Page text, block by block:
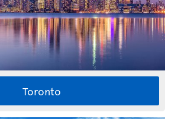
Toronto